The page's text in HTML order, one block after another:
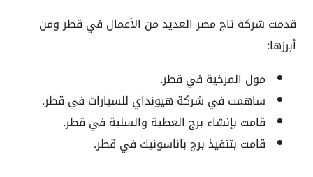
قدمت شركة تاج مصر العديد من الأعمال في قطر ومن
أبرزها:
مول المرخية في قطر.
ساهمت في شركة هيونداي للسيارات في قطر.
قامت بإنشاء برج العطية والسلية في قطر.
قامت بتنفيذ برج باناسونيك في قطر.